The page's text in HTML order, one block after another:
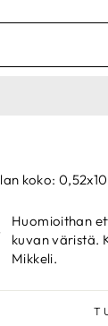
koko:
Huomioithan
kuvan väristä.
Mikkeli.